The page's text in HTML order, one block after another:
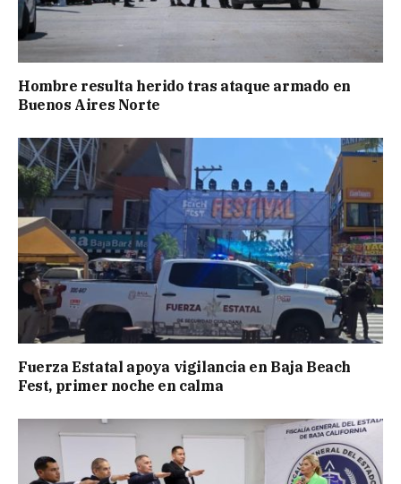
Hombre resulta herido tras ataque armado en
Buenos Aires Norte
Fuerza Estatal apoya vigilancia en Baja Beach
Fest, primer noche en calma